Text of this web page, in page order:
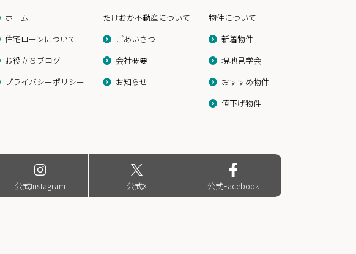
ホーム
住宅ローンについて
お役立ちブログ
プライバシーポリシー
たけおか不動産について
ごあいさつ
会社概要
お知らせ
物件について
新着物件
現地見学会
おすすめ物件
値下げ物件
公式Instagram 公式X 公式Facebook